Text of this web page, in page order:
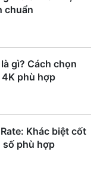
chuẩn
gì? Cách chọn
4K phù hợp
Khác biệt cốt
số phù hợp